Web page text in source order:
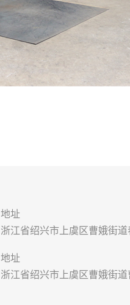
地址
浙江省绍兴市上虞区曹娥街道
地址
浙江省绍兴市上虞区曹娥街道